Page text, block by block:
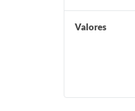
Valores